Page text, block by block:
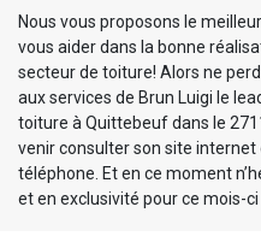
Nous vous proposons le
vous aider dans la bonne
secteur de toiture! Alors ne
aux services de Brun Luigi le
toiture à Quittebeuf dans le
venir consulter son site internet
téléphone. Et en ce moment
et en exclusivité pour ce mois-